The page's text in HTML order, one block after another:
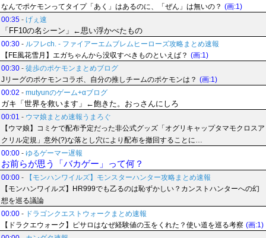
なんでポケモンってタイプ「あく」はあるのに、「ぜん」は無いの？ (画:1)
00:35 - げぇ速
「FF10の名シーン」←思い浮かべたもの
00:30 - ルフレch. - ファイアーエムブレムヒーローズ攻略まとめ速報
【FE風花雪月】エガちゃんから没収すべきものといえば？ (画:1)
00:30 - 徒歩のポケモンまとめブログ
Jリーグのポケモンコラボ、自分の推しチームのポケモンは？ (画:1)
00:02 - mutyunのゲーム+αブログ
ガキ「世界を救います」←飽きた。おっさんにしろ
00:01 - ウマ娘まとめ速報うまろぐ
【ウマ娘】コミケで配布予定だった非公式グッズ「オグリキャップタマモクロスア
クリル定規」意外(?)な落とし穴により配布を撤回することに…
00:00 - ゆるゲーマー遅報
お前らが思う「バカゲー」って何？
00:00 -
【モンハンワイルズ】モンスターハンター攻略まとめ速報
【モンハンワイルズ】HR999でも乙るのは恥ずかしい？カンストハンターへの幻
想を巡る議論
00:00 - ドラゴンクエストウォークまとめ速報
【ドラクエウォーク】ピサロはなぜ経験値の玉をくれた？使い道を巡る考察 (画:1)